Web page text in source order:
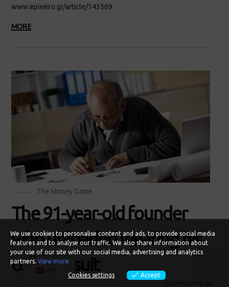
www.epixeiro.gr/article/143569
MORE
The Money Game
The 91-year-old founder
who unloaded wearing his
collared suit
We use cookies to personalise content and ads, to provide social media
features and to analyse our traffic. We also share information about
your use of our site with our social media, advertising and analytics
partners. View more
Cookies settings Accept